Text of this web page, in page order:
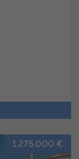
1.275.000 €